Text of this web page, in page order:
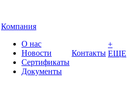
Компания
О нас
Новости
Сертификаты
Документы
Контакты
+
ЕЩЕ